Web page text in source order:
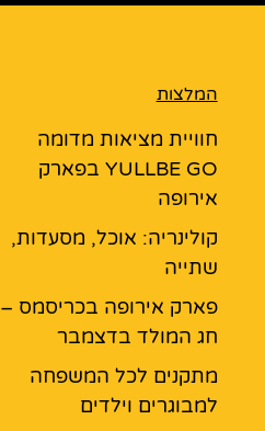
המלצות
חוויית מציאות מדומה
YULLBE GO בפארק
אירופה
קולינריה: אוכל, מסעדות,
שתייה
פארק אירופה בכריסמס –
חג המולד בדצמבר
מתקנים לכל המשפחה
למבוגרים וילדים